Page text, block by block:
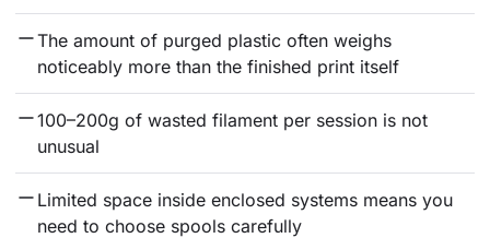
The amount of purged plastic often weighs
noticeably more than the finished print itself
100–200g of wasted filament per session is not
unusual
Limited space inside enclosed systems means you
need to choose spools carefully